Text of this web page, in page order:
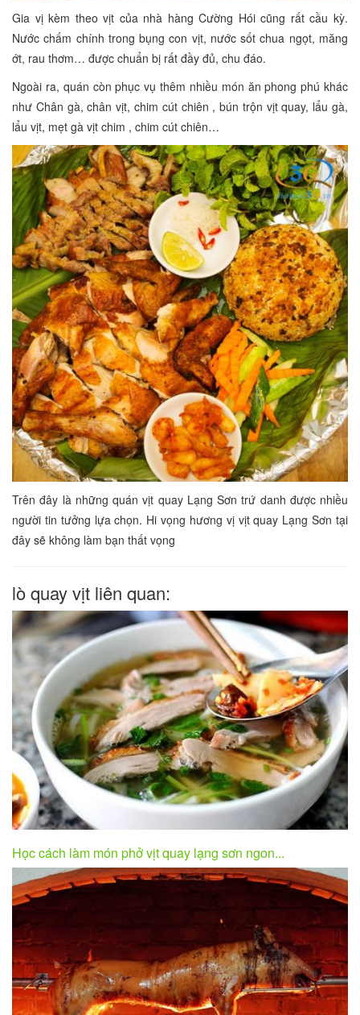
Gia vị kèm theo vịt của nhà hàng Cường Hói cũng rất cầu kỳ.
Nước chấm chính trong bụng con vịt, nước sốt chua ngọt, măng
ớt, rau thơm… được chuẩn bị rất đầy đủ, chu đáo.
Ngoài ra, quán còn phục vụ thêm nhiều món ăn phong phú khác
như Chân gà, chân vịt, chim cút chiên , bún trộn vịt quay, lẩu gà,
lẩu vịt, mẹt gà vịt chim , chim cút chiên…
Trên đây là những quán vịt quay Lạng Sơn trứ danh được nhiều
người tin tưởng lựa chọn. Hi vọng hương vị vịt quay Lạng Sơn tại
đây sẽ không làm bạn thất vọng
lò quay vịt liên quan:
Học cách làm món phở vịt quay lạng sơn ngon...